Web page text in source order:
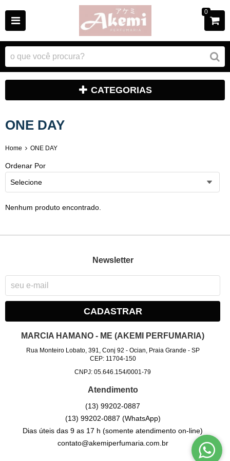
0
CATEGORIAS
ONE DAY
Home ONE DAY
Ordenar Por
Selecione
Nenhum produto encontrado.
Newsletter
CADASTRAR
MARCIA HAMANO - ME (AKEMI PERFUMARIA)
Rua Monteiro Lobato, 391, Conj 92 - Ocian, Praia Grande - SP
CEP: 11704-150
CNPJ: 05.646.154/0001-79
Atendimento
(13) 99202-0887
(13) 99202-0887 (WhatsApp)
Dias úteis das 9 as 17 h (somente atendimento on-line)
contato@akemiperfumaria.com.br